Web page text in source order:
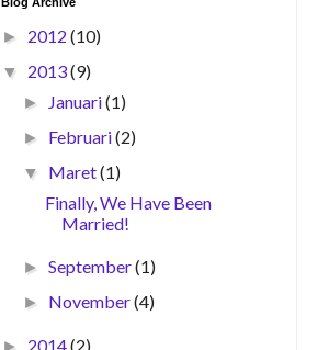
► 2012 (10)
▼ 2013(9)
► Januari(1)
► Februari(2)
▼ Maret(1)
Finally, We Have Been
Married!
►September(1)
► November(4)
2014(2)